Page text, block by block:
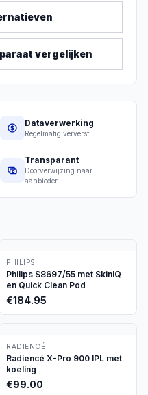
vergelijken
Dataverwerking
Regelmatig ververst
Transparant
Doorverwijzing naar
aanbieder
PHILIPS
Philips S8697/55 met SkinIQ
en Quick Clean Pod
€184.95
RADIENCÉ
Radiencé X-Pro 900 IPL met
koeling
€99.00